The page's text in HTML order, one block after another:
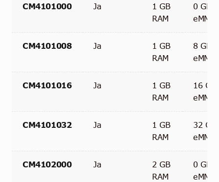
CM4101000 Ja
1 GB
RAM
0 GB
eMMC
CM4101008 Ja
1 GB
RAM
8 GB
eMMC
CM4101016 Ja
1 GB
RAM
16 GB
eMMC
CM4101032 Ja
1 GB
RAM
32 GB
eMMC
CM4102000 Ja
2 GB
RAM
0 GB
eMMC